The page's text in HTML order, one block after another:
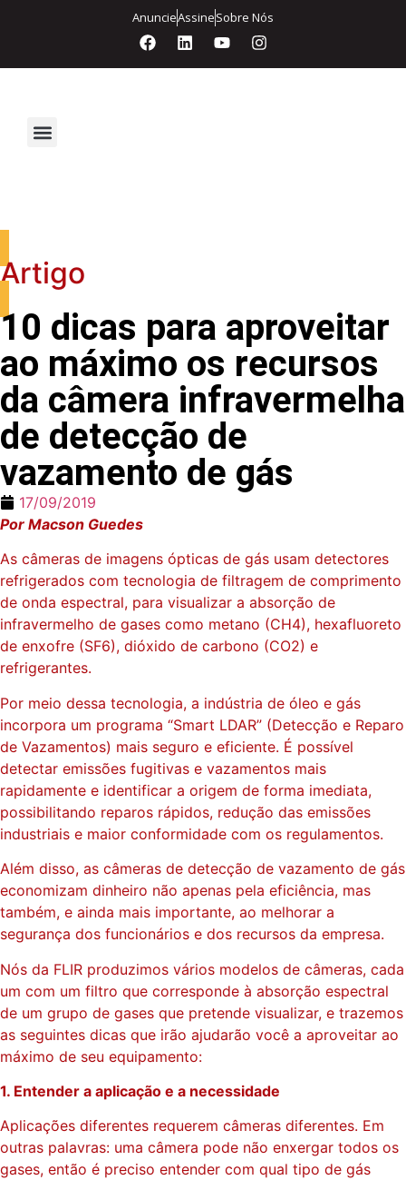
AnuncieAssineSobre Nós
Artigo
10 dicas para aproveitar
ao máximo os recursos
da câmera infravermelha
de detecção de
vazamento de gás
17/09/2019
Por Macson Guedes
As câmeras de imagens ópticas de gás usam detectores
refrigerados com tecnologia de filtragem de comprimento
de onda espectral, para visualizar a absorção de
infravermelho de gases como metano (CH4), hexafluoreto
de enxofre (SF6), dióxido de carbono (CO2) e
refrigerantes.
Por meio dessa tecnologia, a indústria de óleo e gás
incorpora um programa “Smart LDAR” (Detecção e Reparo
de Vazamentos) mais seguro e eficiente. É possível
detectar emissões fugitivas e vazamentos mais
rapidamente e identificar a origem de forma imediata,
possibilitando reparos rápidos, redução das emissões
industriais e maior conformidade com os regulamentos.
Além disso, as câmeras de detecção de vazamento de gás
economizam dinheiro não apenas pela eficiência, mas
também, e ainda mais importante, ao melhorar a
segurança dos funcionários e dos recursos da empresa.
Nós da FLIR produzimos vários modelos de câmeras, cada
um com um filtro que corresponde à absorção espectral
de um grupo de gases que pretende visualizar, e trazemos
as seguintes dicas que irão ajudarão você a aproveitar ao
máximo de seu equipamento:
1. Entender a aplicação e a necessidade
Aplicações diferentes requerem câmeras diferentes. Em
outras palavras: uma câmera pode não enxergar todos os
gases, então é preciso entender com qual tipo de gás